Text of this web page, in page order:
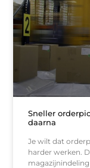
Sneller
daarna
Je wilt dat
harder werken.